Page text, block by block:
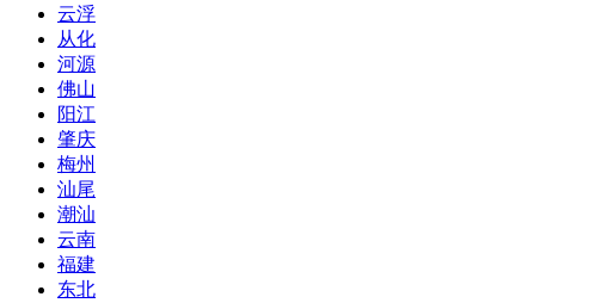
云浮
从化
河源
佛山
阳江
肇庆
梅州
汕尾
潮汕
云南
福建
东北